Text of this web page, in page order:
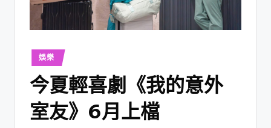
娛樂
今夏輕喜劇《我的意外
室友》6月上檔